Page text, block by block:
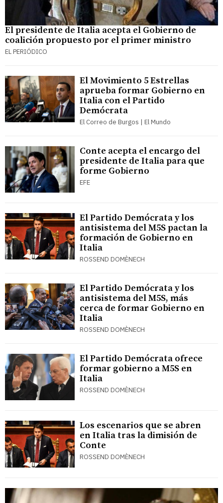
El presidente de Italia acepta el Gobierno de
coalición propuesto por el primer ministro
EL PERIÓDICO
El Movimiento 5 Estrellas
aprueba formar Gobierno en
Italia con el Partido
Demócrata
El Correo de Burgos | El Mundo
Conte acepta el encargo del
presidente de Italia para que
forme Gobierno
EFE
El Partido Demócrata y los
antisistema del M5S pactan la
formación de Gobierno en
Italia
ROSSEND DOMÈNECH
El Partido Demócrata y los
antisistema del M5S, más
cerca de formar Gobierno en
Italia
ROSSEND DOMÈNECH
El Partido Demócrata ofrece
formar gobierno a M5S en
Italia
ROSSEND DOMÈNECH
Los escenarios que se abren
en Italia tras la dimisión de
Conte
ROSSEND DOMÈNECH